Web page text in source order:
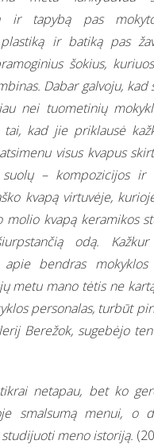
ir tapybą pas
ir batiką pas
šokius,
Dabar galvoju,
nei tuometinių
kad jie priklausė
visus kvapus
– kompozicijos ir
kvapą virtuvėje,
molio kvapą keramikos
odą.
apie bendras mokyklos
metu mano tėtis ne
personalas, turbūt
Berežok, sugebėjo
netapau, bet ko
smalsumą menui, o
meno istoriją.